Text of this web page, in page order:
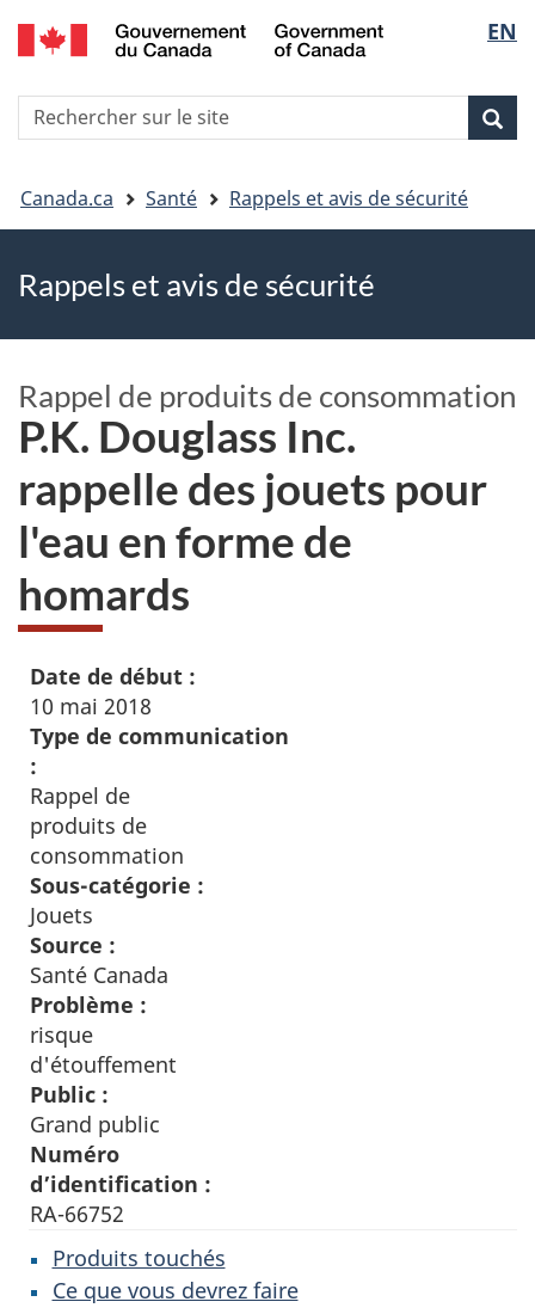
Skip
to
Skip
to
Passer
à
HTML
de
la
EN
Recherche
Vous
êtes
ici
Canada.ca Santé Rappels et avis de sécurité
Rappels et avis de sécurité
Rappel de produits de consommation
P.K. Douglass Inc.
rappelle des jouets pour
l'eau en forme de
homards
Date de début :
10 mai 2018
Type de communication
:
Rappel de
produits de
consommation
Sous-catégorie :
Jouets
Source :
Santé Canada
Problème :
risque
d'étouffement
Public :
Grand public
Numéro
d’identification :
RA-66752
Produits touchés
Ce que vous devrez faire